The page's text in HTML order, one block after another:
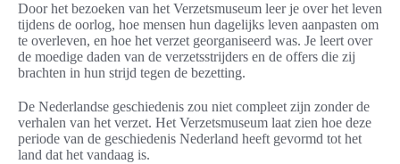
Door het bezoeken van het Verzetsmuseum leer je over het leven
tijdens de oorlog, hoe mensen hun dagelijks leven aanpasten om
te overleven, en hoe het verzet georganiseerd was. Je leert over
de moedige daden van de verzetsstrijders en de offers die zij
brachten in hun strijd tegen de bezetting.
De Nederlandse geschiedenis zou niet compleet zijn zonder de
verhalen van het verzet. Het Verzetsmuseum laat zien hoe deze
periode van de geschiedenis Nederland heeft gevormd tot het
land dat het vandaag is.